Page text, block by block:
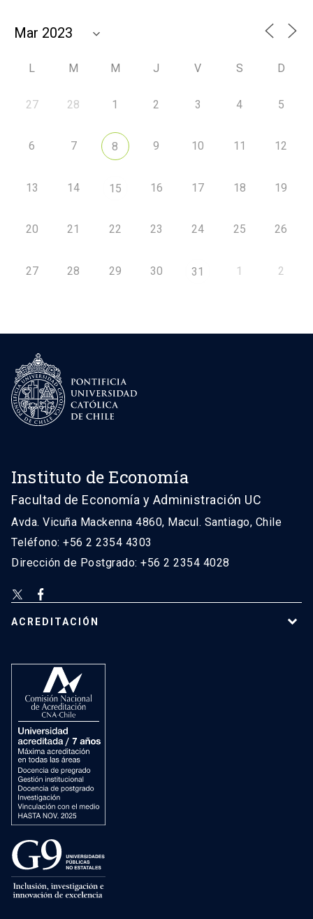
L M M J V S D
27 28 1 2 3 4 5
6 7 8 9 10 11 12
13 14 15 16 17 18 19
20 21 22 23 24 25 26
27 28 29 30 31 1 2
Instituto de Economía
Facultad de Economía y Administración UC
Avda. Vicuña Mackenna 4860, Macul. Santiago, Chile
Teléfono: +56 2 2354 4303
Dirección de Postgrado: +56 2 2354 4028
ACREDITACIÓN